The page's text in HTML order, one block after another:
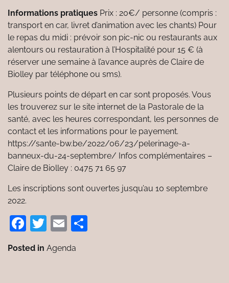
Informations pratiques Prix : 20€/ personne (compris :
transport en car, livret d’animation avec les chants) Pour
le repas du midi : prévoir son pic-nic ou restaurants aux
alentours ou restauration à l’Hospitalité pour 15 € (à
réserver une semaine à l’avance auprès de Claire de
Biolley par téléphone ou sms).
Plusieurs points de départ en car sont proposés. Vous
les trouverez sur le site internet de la Pastorale de la
santé, avec les heures correspondant, les personnes de
contact et les informations pour le payement.
https://sante-bw.be/2022/06/23/pelerinage-a-
banneux-du-24-septembre/ Infos complémentaires –
Claire de Biolley : 0475 71 65 97
Les inscriptions sont ouvertes jusqu’au 10 septembre
2022.
Facebook
Twitter
Email
Posted in Agenda